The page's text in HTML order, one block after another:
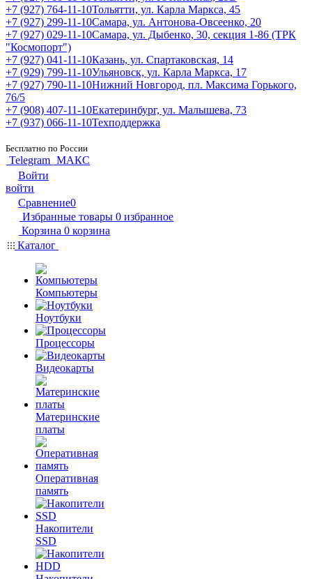
+7 (927) 764-11-10Тольятти, ул. Карла Маркса, 45
+7 (927) 299-11-10Самара, ул. Антонова-Овсеенко, 20
+7 (927) 029-11-10Самара, ул. Дыбенко, 30, секция 1-86 (ТРК
"Космопорт")
+7 (927) 041-11-10Казань, ул. Спартаковская, 14
+7 (929) 799-11-10Ульяновск, ул. Карла Маркса, 17
+7 (927) 790-11-10Нижний Новгород, пл. Максима Горького,
76/5
+7 (908) 407-11-10Екатеринбург, ул. Малышева, 73
+7 (937) 066-11-10Техподдержка
Бесплатно по России
Telegram МАКС
Войти
войти
Сравнение0
Избранные товары 0 избранное
Корзина 0 корзина
Каталог
Компьютеры
Ноутбуки
Процессоры
Видеокарты
Материнские
платы
Оперативная
память
Накопители
SSD